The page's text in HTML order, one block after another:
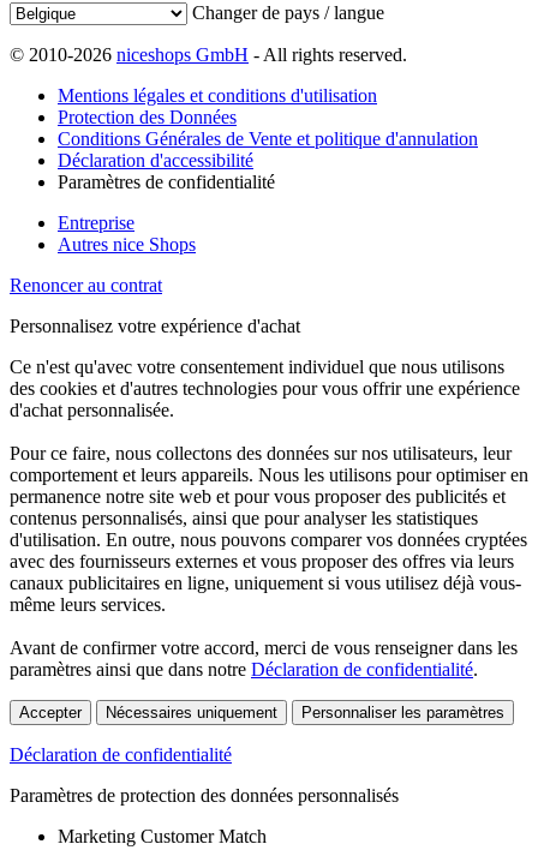
Changer de pays / langue
© 2010-2026 niceshops GmbH - All rights reserved.
Mentions légales et conditions d'utilisation
Protection des Données
Conditions Générales de Vente et politique d'annulation
Déclaration d'accessibilité
Paramètres de confidentialité
Entreprise
Autres nice Shops
Renoncer au contrat
Personnalisez votre expérience d'achat
Ce n'est qu'avec votre consentement individuel que nous utilisons
des cookies et d'autres technologies pour vous offrir une expérience
d'achat personnalisée.
Pour ce faire, nous collectons des données sur nos utilisateurs, leur
comportement et leurs appareils. Nous les utilisons pour optimiser en
permanence notre site web et pour vous proposer des publicités et
contenus personnalisés, ainsi que pour analyser les statistiques
d'utilisation. En outre, nous pouvons comparer vos données cryptées
avec des fournisseurs externes et vous proposer des offres via leurs
canaux publicitaires en ligne, uniquement si vous utilisez déjà vous-
même leurs services.
Avant de confirmer votre accord, merci de vous renseigner dans les
paramètres ainsi que dans notre Déclaration de confidentialité.
Accepter Nécessaires uniquement Personnaliser les paramètres
Déclaration de confidentialité
Paramètres de protection des données personnalisés
Marketing Customer Match